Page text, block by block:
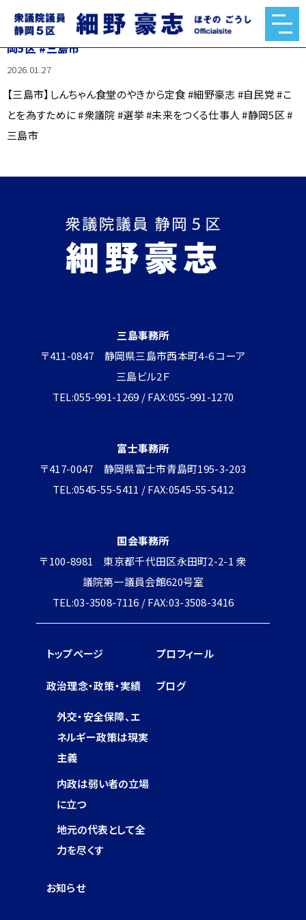
【三島市】しんちゃん食堂のやきから定食 #細野豪志 #自民党
#ことを為すために #衆議院 #選挙 #未来をつくる仕事人 #静
岡5区 #三島市
2026.01.27
【三島市】しんちゃん食堂のやきから定食 #細野豪志 #自民党 #こ
とを為すために #衆議院 #選挙 #未来をつくる仕事人 #静岡5区 #
三島市
三島事務所
〒411-0847 静岡県三島市西本町4-6 コーア
三島ビル2Ｆ
TEL:055-991-1269 / FAX:055-991-1270
富士事務所
〒417-0047 静岡県富士市青島町195-3-203
TEL:0545-55-5411 / FAX:0545-55-5412
国会事務所
〒100-8981 東京都千代田区永田町2-2-1 衆
議院第一議員会館620号室
TEL:03-3508-7116 / FAX:03-3508-3416
トップページ プロフィール
政治理念・政策・実績
外交・安全保障、エ
ネルギー政策は現実
主義
内政は弱い者の立場
に立つ
地元の代表として全
力を尽くす
ブログ
お知らせ